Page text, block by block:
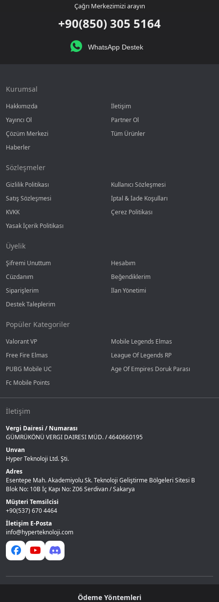
Çağrı Merkezimizi arayın
+90(850) 305 5164
WhatsApp Destek
Kurumsal
Hakkımızda
İletişim
Yayıncı Ol
Partner Ol
Çözüm Merkezi
Tüm Ürünler
Haberler
Sözleşmeler
Gizlilik Politikası
Kullanıcı Sözleşmesi
Satış Sözleşmesi
İptal & İade Koşulları
KVKK
Çerez Politikası
Yasak İçerik Politikası
Üyelik
Şifremi Unuttum
Hesabım
Cüzdanım
Beğendiklerim
Siparişlerim
İlan Yönetimi
Destek Taleplerim
Popüler Kategoriler
Valorant VP
Mobile Legends Elmas
Free Fire Elmas
League Of Legends RP
PUBG Mobile UC
Age Of Empires Doruk Parası
Fc Mobile Points
İletişim
Vergi Dairesi / Numarası
GÜMRÜKÖNÜ VERGI DAIRESI MÜD. / 4640660195
Unvan
Hyper Teknoloji Ltd. Şti.
Adres
Esentepe Mah. Akademiyolu Sk. Teknoloji Geliştirme Bölgeleri Sitesi B
Blok No: 10B İç Kapı No: Z06 Serdivan / Sakarya
Müşteri Temsilcisi
+90(537) 670 4464
İletişim E-Posta
info@hyperteknoloji.com
Ödeme Yöntemleri